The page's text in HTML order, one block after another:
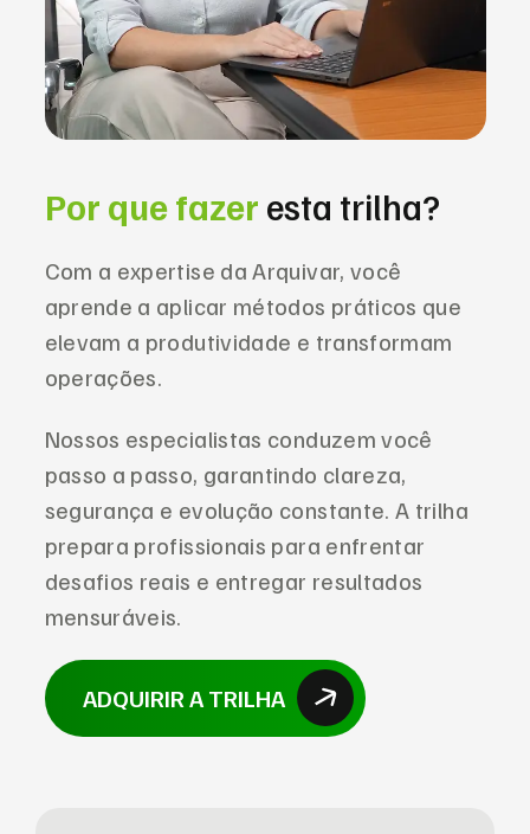
Por quefazer esta trilha?
Com a expertise da Arquivar, você
aprende a aplicar métodos práticos que
elevam a produtividade e transformam
operações.
Nossos especialistas conduzem você
passo a passo, garantindo clareza,
segurança e evolução constante. A trilha
prepara profissionais para enfrentar
desafios reais e entregar resultados
mensuráveis.
ADQUIRIR A TRILHA